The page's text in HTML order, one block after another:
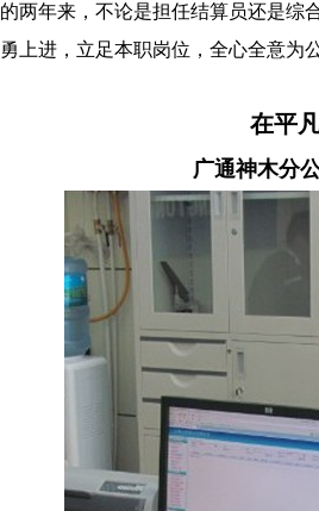
的两年来，不论是担任结算员还是综
勇上进，立足本职岗位，全心全意为
在平
广通神木分